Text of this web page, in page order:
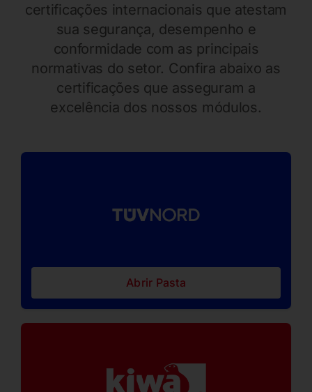
certificações internacionais que atestam
sua segurança, desempenho e
conformidade com as principais
normativas do setor. Confira abaixo as
certificações que asseguram a
excelência dos nossos módulos.
Abrir Pasta